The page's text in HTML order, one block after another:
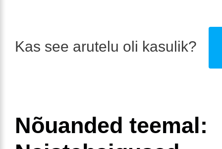
Kas see arutelu oli kasulik?
Nõuanded teemal: